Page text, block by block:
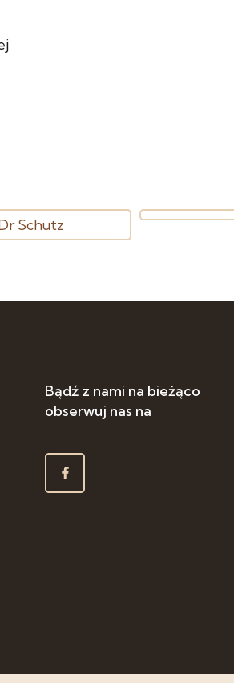
Bądź z nami na bieżąco
obserwuj nas na